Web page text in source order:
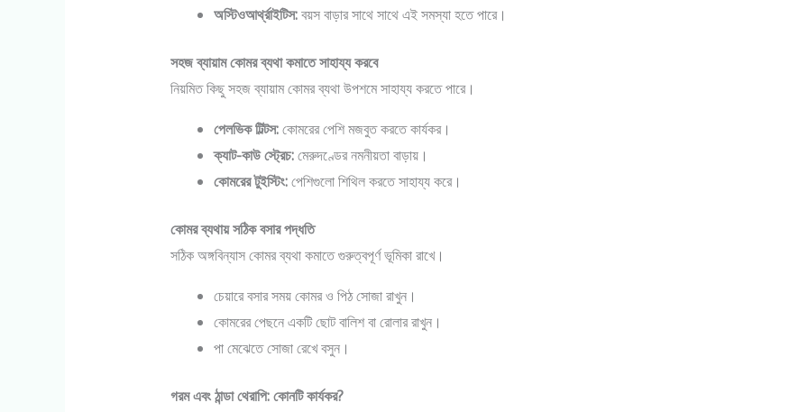
অস্টিওআর্থ্রাইটিস:বয়স বাড়ার সাথে সাথে এই সমস্যা হতে পারে।
সহজ ব্যায়াম কোমর ব্যথা কমাতে সাহায্য করবে
নিয়মিত কিছু সহজ ব্যায়াম কোমর ব্যথা উপশমে সাহায্য করতে পারে।
পেলভিক টিল্টস:কোমরের পেশি মজবুত করতে কার্যকর।
ক্যাট-কাউ স্ট্রেচ:মেরুদণ্ডের নমনীয়তা বাড়ায়।
কোমরের টুইস্টিং:পেশিগুলো শিথিল করতে সাহায্য করে।
কোমর ব্যথায় সঠিক বসার পদ্ধতি
সঠিক অঙ্গবিন্যাস কোমর ব্যথা কমাতে গুরুত্বপূর্ণ ভূমিকা রাখে।
চেয়ারে বসার সময় কোমর ও পিঠ সোজা রাখুন।
কোমরের পেছনে একটি ছোট বালিশ বা রোলার রাখুন।
পা মেঝেতে সোজা রেখে বসুন।
গরম এবং ঠান্ডা থেরাপি: কোনটি কার্যকর?